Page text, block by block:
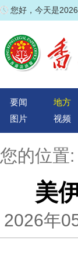
您好，今天是
要闻 地方
图片
视频
您的位置:
美
2026年